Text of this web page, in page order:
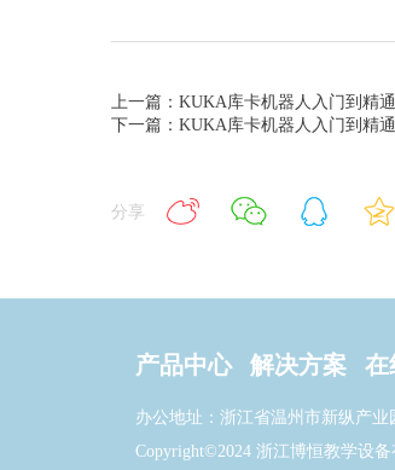
上一篇：KUKA库卡机器人入门到精
下一篇：KUKA库卡机器人入门到精
分享
产品中心 解决方案 在
办公地址：浙江省温州市新纵产业
Copyright©2024 浙江博恒教学设